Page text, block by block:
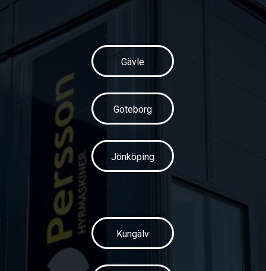
Gävle
Göteborg
Jönköping
Kungälv